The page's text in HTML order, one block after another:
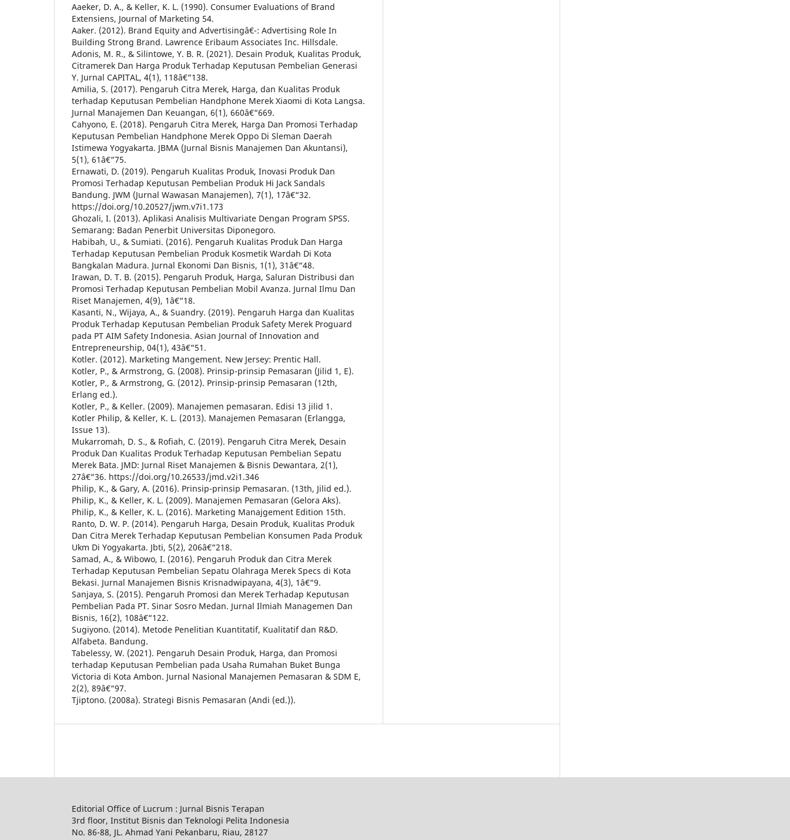
Aaeker, D. A., & Keller, K. L. (1990). Consumer Evaluations of Brand
Extensiens, Journal of Marketing 54.
Aaker. (2012). Brand Equity and Advertisingâ€¯: Advertising Role In
Building Strong Brand. Lawrence Eribaum Associates Inc. Hillsdale.
Adonis, M. R., & Silintowe, Y. B. R. (2021). Desain Produk, Kualitas Produk,
Citramerek Dan Harga Produk Terhadap Keputusan Pembelian Generasi
Y. Jurnal CAPITAL, 4(1), 118â€“138.
Amilia, S. (2017). Pengaruh Citra Merek, Harga, dan Kualitas Produk
terhadap Keputusan Pembelian Handphone Merek Xiaomi di Kota Langsa.
Jurnal Manajemen Dan Keuangan, 6(1), 660â€“669.
Cahyono, E. (2018). Pengaruh Citra Merek, Harga Dan Promosi Terhadap
Keputusan Pembelian Handphone Merek Oppo Di Sleman Daerah
Istimewa Yogyakarta. JBMA (Jurnal Bisnis Manajemen Dan Akuntansi),
5(1), 61â€“75.
Ernawati, D. (2019). Pengaruh Kualitas Produk, Inovasi Produk Dan
Promosi Terhadap Keputusan Pembelian Produk Hi Jack Sandals
Bandung. JWM (Jurnal Wawasan Manajemen), 7(1), 17â€“32.
https://doi.org/10.20527/jwm.v7i1.173
Ghozali, I. (2013). Aplikasi Analisis Multivariate Dengan Program SPSS.
Semarang: Badan Penerbit Universitas Diponegoro.
Habibah, U., & Sumiati. (2016). Pengaruh Kualitas Produk Dan Harga
Terhadap Keputusan Pembelian Produk Kosmetik Wardah Di Kota
Bangkalan Madura. Jurnal Ekonomi Dan Bisnis, 1(1), 31â€“48.
Irawan, D. T. B. (2015). Pengaruh Produk, Harga, Saluran Distribusi dan
Promosi Terhadap Keputusan Pembelian Mobil Avanza. Jurnal Ilmu Dan
Riset Manajemen, 4(9), 1â€“18.
Kasanti, N., Wijaya, A., & Suandry. (2019). Pengaruh Harga dan Kualitas
Produk Terhadap Keputusan Pembelian Produk Safety Merek Proguard
pada PT AIM Safety Indonesia. Asian Journal of Innovation and
Entrepreneurship, 04(1), 43â€“51.
Kotler. (2012). Marketing Mangement. New Jersey: Prentic Hall.
Kotler, P., & Armstrong, G. (2008). Prinsip-prinsip Pemasaran (Jilid 1, E).
Kotler, P., & Armstrong, G. (2012). Prinsip-prinsip Pemasaran (12th,
Erlang ed.).
Kotler, P., & Keller. (2009). Manajemen pemasaran. Edisi 13 jilid 1.
Kotler Philip, & Keller, K. L. (2013). Manajemen Pemasaran (Erlangga,
Issue 13).
Mukarromah, D. S., & Rofiah, C. (2019). Pengaruh Citra Merek, Desain
Produk Dan Kualitas Produk Terhadap Keputusan Pembelian Sepatu
Merek Bata. JMD: Jurnal Riset Manajemen & Bisnis Dewantara, 2(1),
27â€“36. https://doi.org/10.26533/jmd.v2i1.346
Philip, K., & Gary, A. (2016). Prinsip-prinsip Pemasaran. (13th, Jilid ed.).
Philip, K., & Keller, K. L. (2009). Manajemen Pemasaran (Gelora Aks).
Philip, K., & Keller, K. L. (2016). Marketing Manajgement Edition 15th.
Ranto, D. W. P. (2014). Pengaruh Harga, Desain Produk, Kualitas Produk
Dan Citra Merek Terhadap Keputusan Pembelian Konsumen Pada Produk
Ukm Di Yogyakarta. Jbti, 5(2), 206â€“218.
Samad, A., & Wibowo, I. (2016). Pengaruh Produk dan Citra Merek
Terhadap Keputusan Pembelian Sepatu Olahraga Merek Specs di Kota
Bekasi. Jurnal Manajemen Bisnis Krisnadwipayana, 4(3), 1â€“9.
Sanjaya, S. (2015). Pengaruh Promosi dan Merek Terhadap Keputusan
Pembelian Pada PT. Sinar Sosro Medan. Jurnal Ilmiah Managemen Dan
Bisnis, 16(2), 108â€“122.
Sugiyono. (2014). Metode Penelitian Kuantitatif, Kualitatif dan R&D.
Alfabeta. Bandung.
Tabelessy, W. (2021). Pengaruh Desain Produk, Harga, dan Promosi
terhadap Keputusan Pembelian pada Usaha Rumahan Buket Bunga
Victoria di Kota Ambon. Jurnal Nasional Manajemen Pemasaran & SDM E,
2(2), 89â€“97.
Tjiptono. (2008a). Strategi Bisnis Pemasaran (Andi (ed.)).
Editorial Office of Lucrum : Jurnal Bisnis Terapan
3rd floor, Institut Bisnis dan Teknologi Pelita Indonesia
No. 86-88, JL. Ahmad Yani Pekanbaru, Riau, 28127